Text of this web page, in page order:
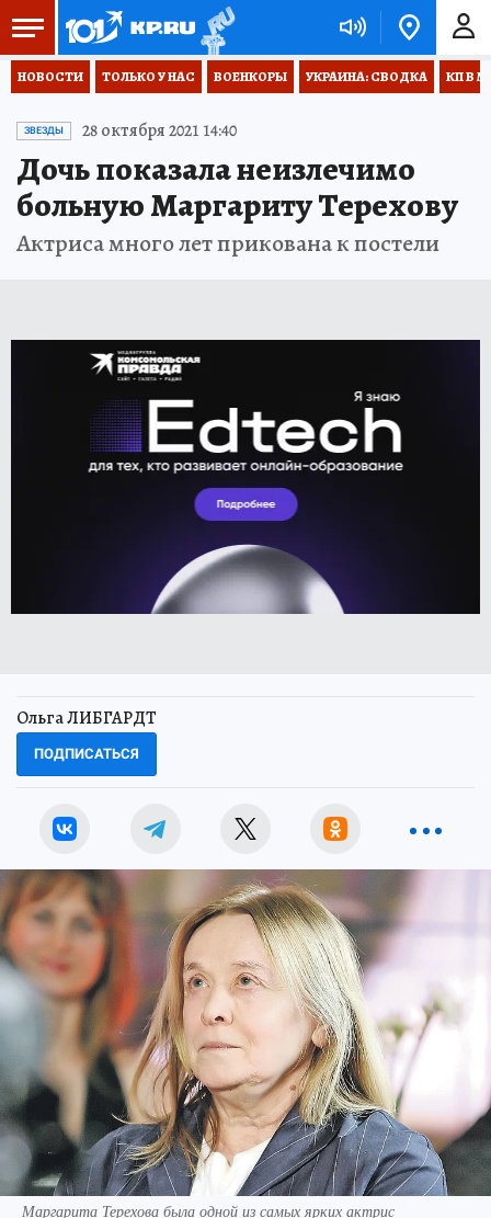
НОВОСТИ ТОЛЬКО У НАС ВОЕНКОРЫ УКРАИНА: СВОДКА КП В
ЗВЕЗДЫ 28 октября 2021 14:40
Дочь показала неизлечимо
больную Маргариту Терехову
Актриса много лет прикована к постели
Ольга ЛИБГАРДТ
ПОДПИСАТЬСЯ
Маргарита Терехова была одной из самых ярких актрис